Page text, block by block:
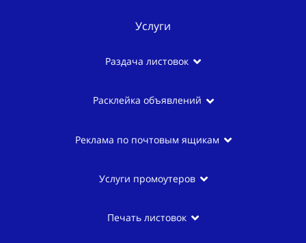
Услуги
Раздача листовок
Расклейка объявлений
Реклама по почтовым ящикам
Услуги промоутеров
Печать листовок